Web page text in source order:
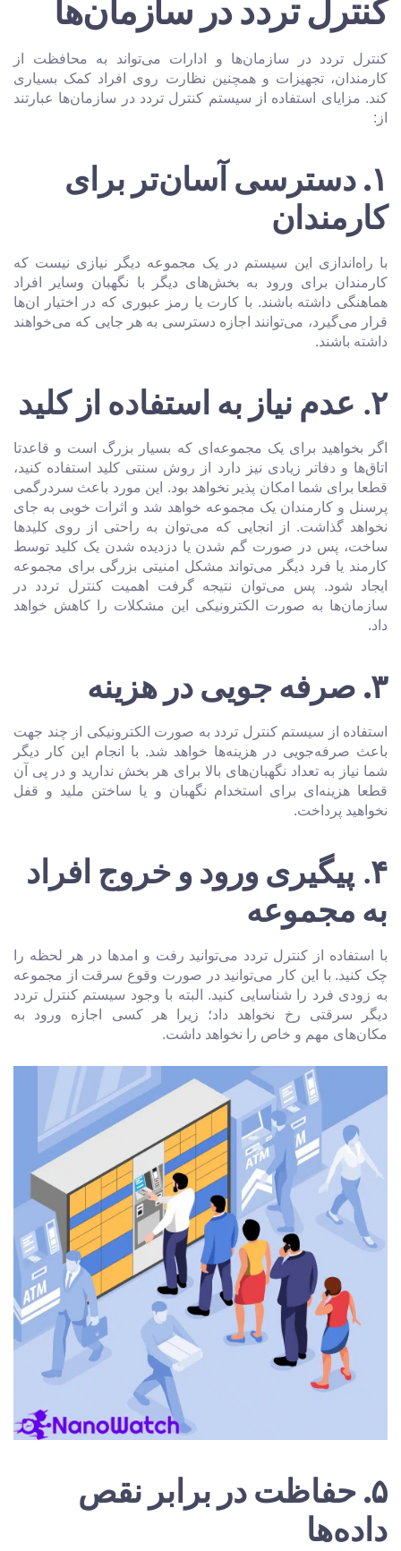
کنترل تردد در سازمان‌ها
کنترل تردد در سازمان‌ها و ادارات می‌تواند به محافظت از
کارمندان، تجهیزات و همچنین نظارت روی افراد کمک بسیاری
کند. مزایای استفاده از سیستم کنترل تردد در سازمان‌ها عبارتند
از:
۱. دسترسی آسان‌تر برای
کارمندان
با راه‌اندازی این سیستم در یک مجموعه دیگر نیازی نیست که
کارمندان برای ورود به بخش‌های دیگر با نگهبان و‌سایر افراد
هماهنگی داشته باشند. با کارت یا رمز عبوری که در اختیار ان‌ها
قرار می‌گیرد، می‌توانند اجازه دسترسی به هر جایی که می‌خواهند
داشته باشند.
۲. عدم نیاز به استفاده از کلید
اگر بخواهید برای یک مجموعه‌ای که بسیار بزرگ است و قاعدتا
اتاق‌ها و دفاتر زیادی نیز دارد از روش سنتی کلید استفاده کنید،
قطعا برای شما امکان پذیر نخواهد بود. این مورد باعث سردرگمی
پرسنل و کارمندان یک مجموعه خواهد شد و اثرات خوبی به جای
نخواهد گذاشت. از انجایی که می‌توان به راحتی از روی کلیدها
ساخت، پس در صورت گم شدن یا دزدیده شدن یک کلید توسط
کارمند یا فرد دیگر می‌تواند مشکل امنیتی بزرگی برای مجموعه
ایجاد شود. پس می‌توان نتیجه گرفت اهمیت کنترل تردد در
سازمان‌ها به صورت الکترونیکی این مشکلات را کاهش خواهد
داد.
۳. صرفه جویی در هزینه
استفاده از سیستم کنترل تردد به صورت الکترونیکی از چند جهت
باعث صرفه‌جویی در هزینه‌ها خواهد شد. با انجام این کار دیگر
شما نیاز به تعداد نگهبان‌های بالا برای هر بخش ندارید و در پی آن
قطعا هزینه‌ای برای استخدام نگهبان و یا ساختن ملید و قفل
نخواهید پرداخت.
۴. پیگیری ورود و خروج افراد
به مجموعه
با استفاده از کنترل تردد می‌توانید رفت و امدها در هر لحظه را
چک کنید. با این کار می‌توانید در صورت وقوع سرقت از مجموعه
به زودی فرد را شناسایی کنید. البته با وجود سیستم کنترل تردد
دیگر سرقتی رخ نخواهد داد؛ زیرا هر کسی اجازه ورود به
مکان‌های مهم و خاص را نخواهد داشت.
۵. حفاظت در برابر نقص
داده‌ها